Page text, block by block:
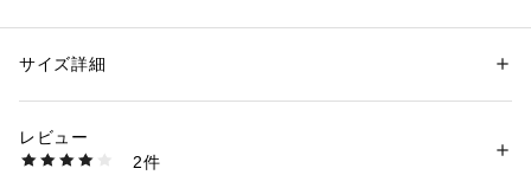
これまでの巾着仕様をなくし、よりミニマルですっきりとした
引き立ち、軽やかな印象に仕上がりました。
性別：レディース
素材：本体：プラスチック製/内布：ナイロン/ハンドル、ショルダーベル
生産国：メキシコ
商品番号：
6000100000165
サイズ詳細
レビュー
2件